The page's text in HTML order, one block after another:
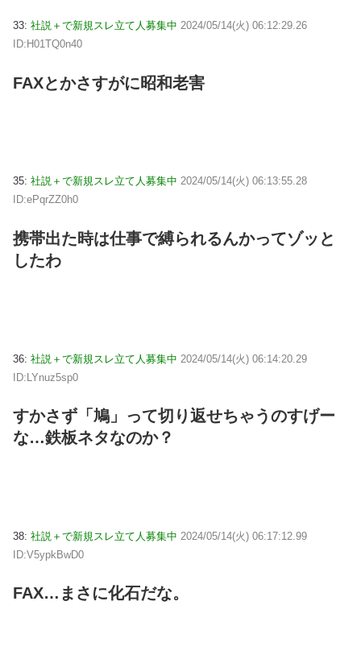
33: 社説＋で新規スレ立て人募集中 2024/05/14(火) 06:12:29.26
ID:H01TQ0n40
FAXとかさすがに昭和老害
35: 社説＋で新規スレ立て人募集中 2024/05/14(火) 06:13:55.28
ID:ePqrZZ0h0
携帯出た時は仕事で縛られるんかってゾッと
したわ
36: 社説＋で新規スレ立て人募集中 2024/05/14(火) 06:14:20.29
ID:LYnuz5sp0
すかさず「鳩」って切り返せちゃうのすげー
な…鉄板ネタなのか？
38: 社説＋で新規スレ立て人募集中 2024/05/14(火) 06:17:12.99
ID:V5ypkBwD0
FAX…まさに化石だな。